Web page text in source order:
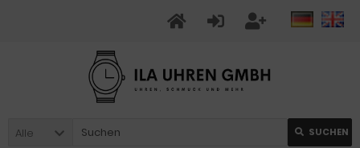
Alle SUCHEN